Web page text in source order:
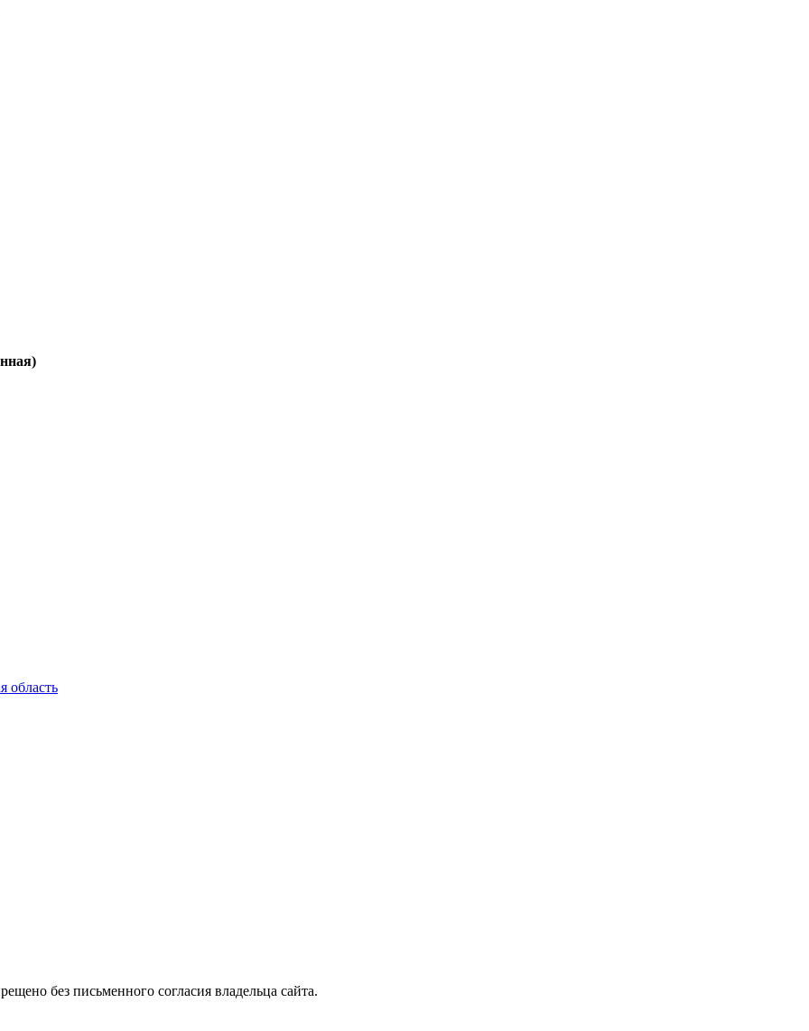
область
без письменного согласия владельца сайта.